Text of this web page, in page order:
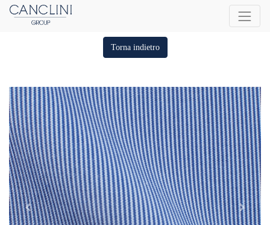
Torna indietro